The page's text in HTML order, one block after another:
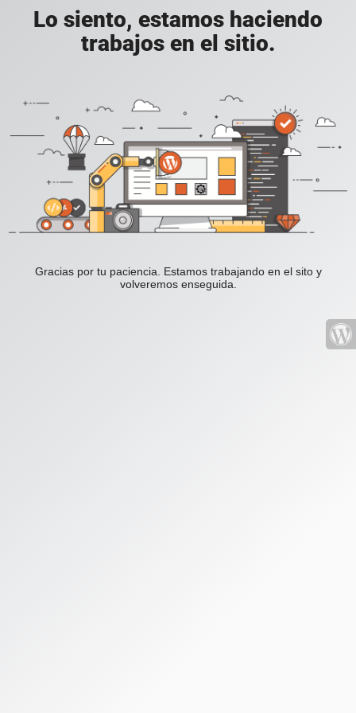
Lo siento, estamos haciendo
trabajos en el sitio.
Gracias por tu paciencia. Estamos trabajando en el sito y
volveremos enseguida.